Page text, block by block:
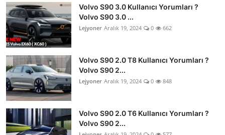
Volvo S90 3.0 Kullanıcı Yorumları ?
Volvo S90 3.0 ...
Lejyoner Aralık 19, 2024 0 662
Volvo S90 2.0 T8 Kullanıcı Yorumları ?
Volvo S90 2...
Lejyoner Aralık 19, 2024 0 848
Volvo S90 2.0 T6 Kullanıcı Yorumları ?
Volvo S90 2...